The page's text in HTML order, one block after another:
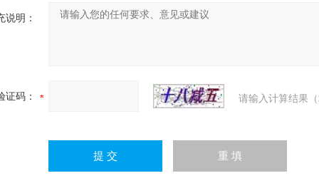
说明：
证码： 请输入计算结果